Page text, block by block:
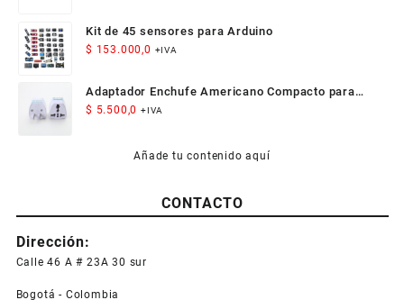
Kit de 45 sensores para Arduino
$ 153.000,0 +IVA
Adaptador Enchufe Americano Compacto para
Viaje
$ 5.500,0 +IVA
Añade tu contenido aquí
CONTACTO
Dirección:
Calle 46 A # 23A 30 sur
Bogotá - Colombia